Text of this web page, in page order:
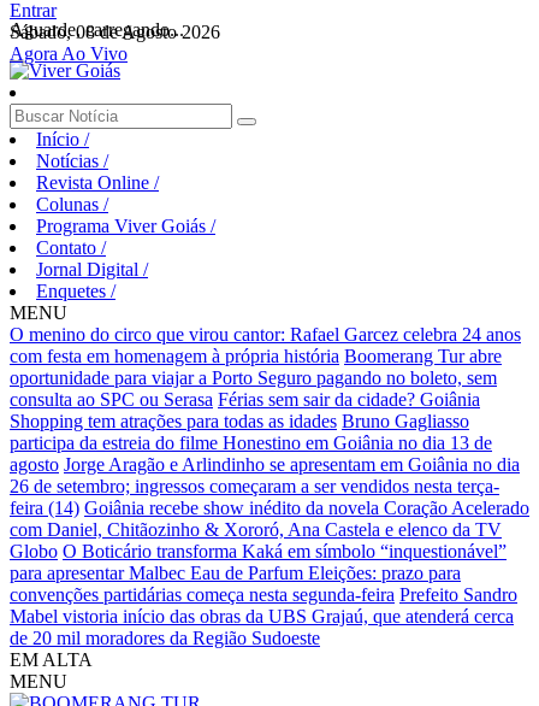
Aguarde, carregando...
Entrar
Sábado, 08 de Agosto 2026
Agora Ao Vivo
Início /
Notícias /
Revista Online /
Colunas /
Programa Viver Goiás /
Contato /
Jornal Digital /
Enquetes /
MENU
O menino do circo que virou cantor: Rafael Garcez celebra 24 anos
com festa em homenagem à própria história Boomerang Tur abre
oportunidade para viajar a Porto Seguro pagando no boleto, sem
consulta ao SPC ou Serasa Férias sem sair da cidade? Goiânia
Shopping tem atrações para todas as idades Bruno Gagliasso
participa da estreia do filme Honestino em Goiânia no dia 13 de
agosto Jorge Aragão e Arlindinho se apresentam em Goiânia no dia
26 de setembro; ingressos começaram a ser vendidos nesta terça-
feira (14) Goiânia recebe show inédito da novela Coração Acelerado
com Daniel, Chitãozinho & Xororó, Ana Castela e elenco da TV
Globo O Boticário transforma Kaká em símbolo “inquestionável”
para apresentar Malbec Eau de Parfum Eleições: prazo para
convenções partidárias começa nesta segunda-feira Prefeito Sandro
Mabel vistoria início das obras da UBS Grajaú, que atenderá cerca
de 20 mil moradores da Região Sudoeste
EM ALTA
MENU